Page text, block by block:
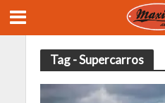
Tag - Supercarros